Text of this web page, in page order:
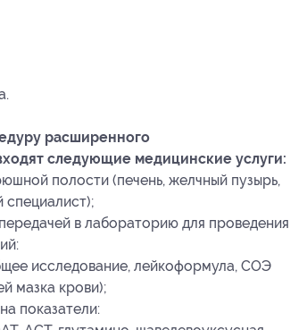
расширенного
следующие медицинские услуги:
полости (печень, желчный пузырь,
специалист);
в лабораторию для проведения
исследование, лейкоформула, СОЭ
мазка крови);
показатели: